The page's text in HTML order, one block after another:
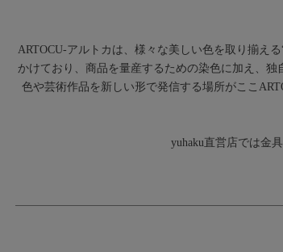
ARTOCU-アルトカは、様々な美しい色を取り揃え
かけており、商品を量産するための染色に加え、
色や芸術作品を新しい形で発信する場所がここ
yuhaku直営店では金